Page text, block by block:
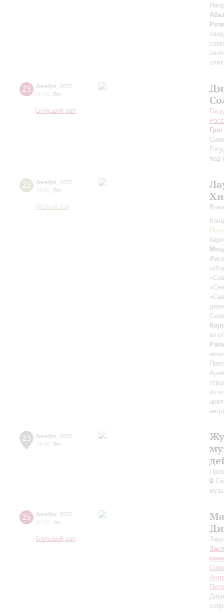
23 декабря 2025
20:00 Вт
Большой зал
Григ
под
23 декабря 2025
19:00 Вт
Малый зал
из
из
23 декабря 2025
19:00 Вт
25 декабря 2025
20:00 Чт
Большой зал